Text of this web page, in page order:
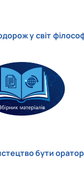
у світ
бути оратор